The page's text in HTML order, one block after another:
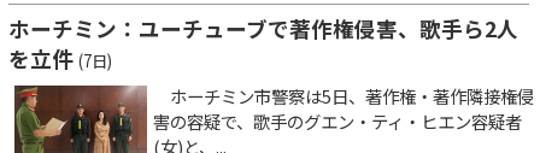
ホーチミン：ユーチューブで著作権侵害、歌手ら2人
を立件 (7日)
ホーチミン市警察は5日、著作権・著作隣接権侵
害の容疑で、歌手のグエン・ティ・ヒエン容疑者
(女)と、...